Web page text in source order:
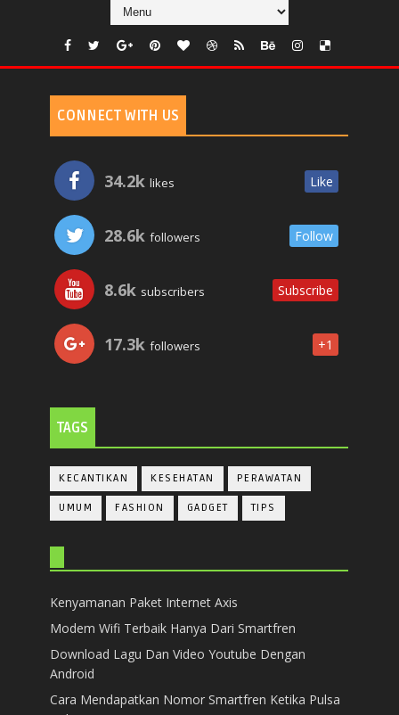
CONNECT WITH US
34.2k likes Like
28.6k followers Follow
8.6k subscribers Subscribe
17.3k followers +1
TAGS
KECANTIKAN KESEHATAN PERAWATAN
UMUM FASHION GADGET TIPS
Kenyamanan Paket Internet Axis
Modem Wifi Terbaik Hanya Dari Smartfren
Download Lagu Dan Video Youtube Dengan
Android
Cara Mendapatkan Nomor Smartfren Ketika Pulsa